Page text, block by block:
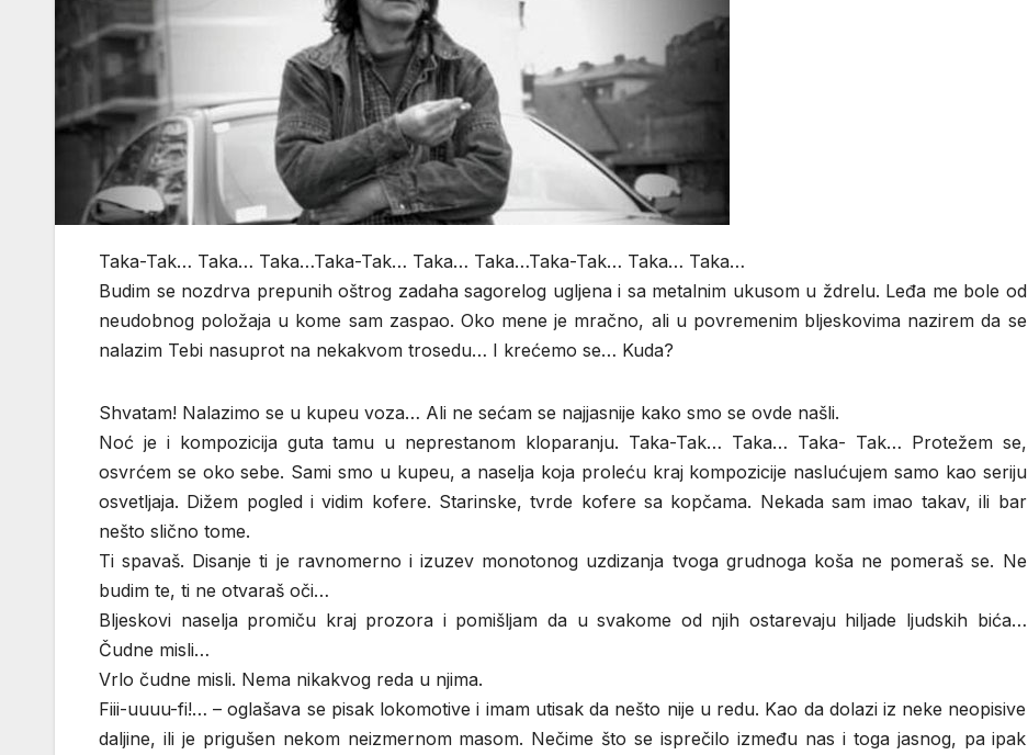
Taka-Tak… Taka… Taka…Taka-Tak… Taka… Taka…Taka-Tak… Taka… Taka…
Budim se nozdrva prepunih oštrog zadaha sagorelog ugljena i sa metalnim ukusom u ždrelu. Leđa me bole od
neudobnog položaja u kome sam zaspao. Oko mene je mračno, ali u povremenim bljeskovima nazirem da se
nalazim Tebi nasuprot na nekakvom trosedu… I krećemo se… Kuda?
Shvatam! Nalazimo se u kupeu voza… Ali ne sećam se najjasnije kako smo se ovde našli.
Noć je i kompozicija guta tamu u neprestanom kloparanju. Taka-Tak… Taka… Taka- Tak… Protežem se,
osvrćem se oko sebe. Sami smo u kupeu, a naselja koja proleću kraj kompozicije naslućujem samo kao seriju
osvetljaja. Dižem pogled i vidim kofere. Starinske, tvrde kofere sa kopčama. Nekada sam imao takav, ili bar
nešto slično tome.
Ti spavaš. Disanje ti je ravnomerno i izuzev monotonog uzdizanja tvoga grudnoga koša ne pomeraš se. Ne
budim te, ti ne otvaraš oči…
Bljeskovi naselja promiču kraj prozora i pomišljam da u svakome od njih ostarevaju hiljade ljudskih bića…
Čudne misli…
Vrlo čudne misli. Nema nikakvog reda u njima.
Fiii-uuuu-fi!… – oglašava se pisak lokomotive i imam utisak da nešto nije u redu. Kao da dolazi iz neke neopisive
daljine, ili je prigušen nekom neizmernom masom. Nečime što se isprečilo između nas i toga jasnog, pa ipak